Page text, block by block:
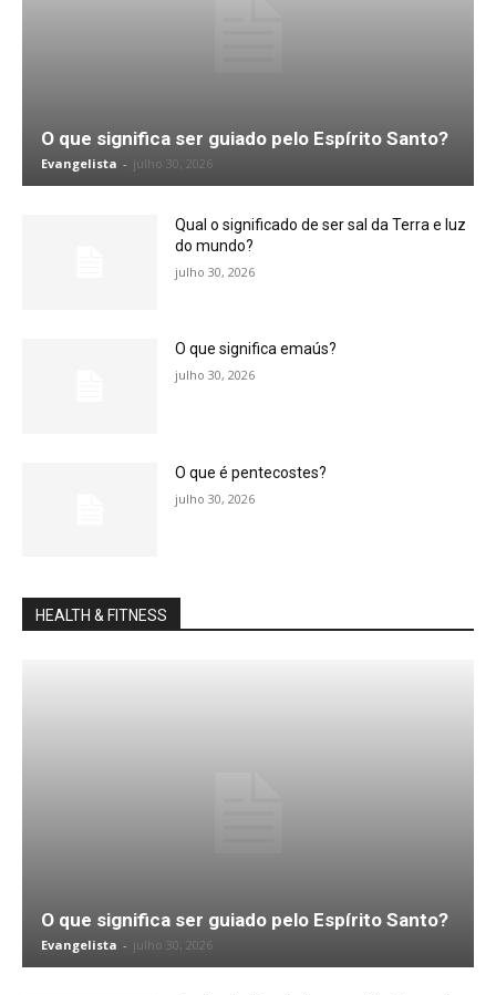
O que significa ser guiado pelo Espírito Santo?
Evangelista - julho 30, 2026
Qual o significado de ser sal da Terra e luz
do mundo?
julho 30, 2026
O que significa emaús?
julho 30, 2026
O que é pentecostes?
julho 30, 2026
HEALTH & FITNESS
O que significa ser guiado pelo Espírito Santo?
Evangelista - julho 30, 2026